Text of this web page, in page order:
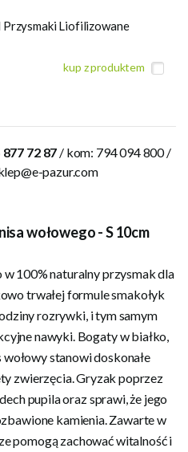
Przysmaki Liofilizowane
kup z produktem
877 72 87 / kom: 794 094 800 /
pazur.com
wołowego - S 10cm
100% naturalny przysmak dla
trwałej formule smakołyk
rozrywki, i tym samym
nawyki. Bogaty w białko,
stanowi doskonałe
zwierzęcia. Gryzak poprzez
pupila oraz sprawi, że jego
kamienia. Zawarte w
pomogą zachować witalność i